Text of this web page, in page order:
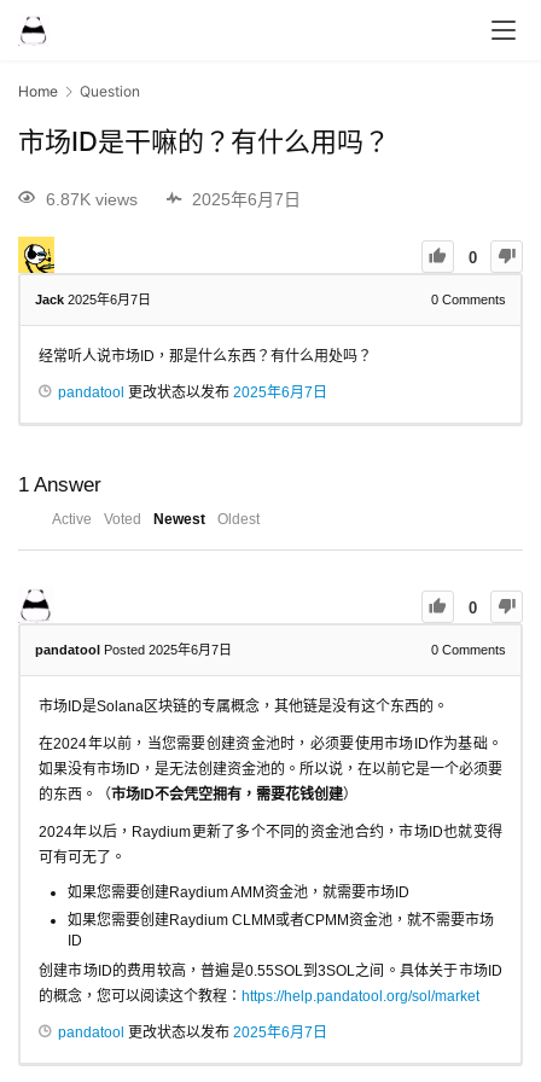
Home Question
市场ID是干嘛的？有什么用吗？
6.87K views 2025年6月7日
0
Jack 2025年6月7日 0 Comments
经常听人说市场ID，那是什么东西？有什么用处吗？
pandatool 更改状态以发布 2025年6月7日
1 Answer
Active Voted Newest Oldest
0
pandatool Posted 2025年6月7日 0 Comments
市场ID是Solana区块链的专属概念，其他链是没有这个东西的。
在2024年以前，当您需要创建资金池时，必须要使用市场ID作为基础。
如果没有市场ID，是无法创建资金池的。所以说，在以前它是一个必须要
的东西。（市场ID不会凭空拥有，需要花钱创建）
2024年以后，Raydium更新了多个不同的资金池合约，市场ID也就变得
可有可无了。
如果您需要创建Raydium AMM资金池，就需要市场ID
如果您需要创建Raydium CLMM或者CPMM资金池，就不需要市场
ID
创建市场ID的费用较高，普遍是0.55SOL到3SOL之间。具体关于市场ID
的概念，您可以阅读这个教程： https://help.pandatool.org/sol/market
pandatool 更改状态以发布 2025年6月7日